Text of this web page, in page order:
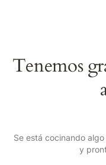
Tenemos
Se está cocinando
y